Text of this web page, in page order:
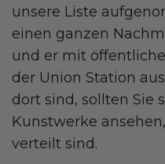
unsere Liste
einen ganzen
und er mit
der Union Station
dort sind, sollten Sie
Kunstwerke
verteilt sind.